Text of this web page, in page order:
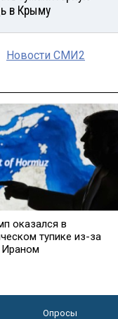
в Крыму
Новости СМИ2
оказался в
тупике из-за
Опросы